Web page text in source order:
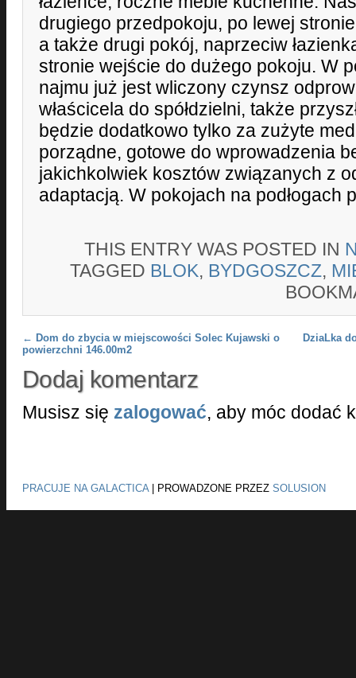
drugiego przedpokoju, po lewej
a także drugi pokój, naprzeciw
stronie wejście do dużego pokoju. W
najmu już jest wliczony czynsz
właścicela do spółdzielni, także
będzie dodatkowo tylko za zużyte
porządne, gotowe do wprowadzenia
jakichkolwiek kosztów związanych z
adaptacją. W pokojach na podłogach
THIS ENTRY WAS POSTED IN
TAGGED BLOK, BYDGOSZCZ,
Post navigation
← Dom do zbycia w miejscowości Solec Kujawski o
powierzchni 146.00m2
DziaLka
Dodaj komentarz
Musisz się zalogować, aby móc dodać
PRACUJE NA GALACTICA| PROWADZONE PRZEZ SOLUSION